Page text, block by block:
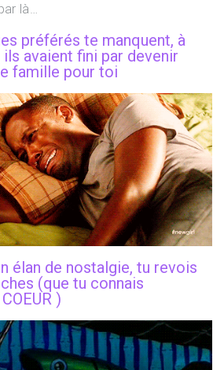
là…
préférés te manquent, à
avaient fini par devenir
famille pour toi
élan de nostalgie, tu revois
(que tu connais
)